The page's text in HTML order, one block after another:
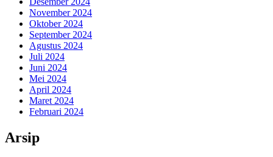
November 2024
Oktober 2024
September 2024
Agustus 2024
Juli 2024
Juni 2024
Mei 2024
April 2024
Maret 2024
Februari 2024
Arsip